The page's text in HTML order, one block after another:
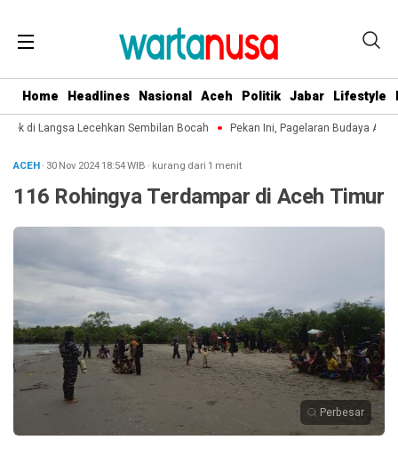
Home Headlines Nasional Aceh Politik Jabar Lifestyle
di Langsa Lecehkan Sembilan Bocah Pekan Ini, Pagelaran Budaya
ACEH· 30 Nov 202418:54WIB · kurang dari 1 menit
116 Rohingya Terdampar di Aceh Timur
Perbesar